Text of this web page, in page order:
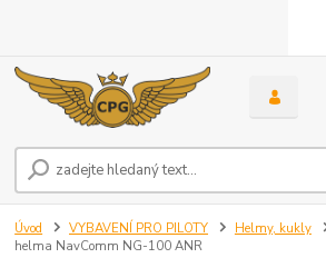
Úvod VYBAVENÍ PRO PILOTY Helmy, kukly
helma NavComm NG-100 ANR